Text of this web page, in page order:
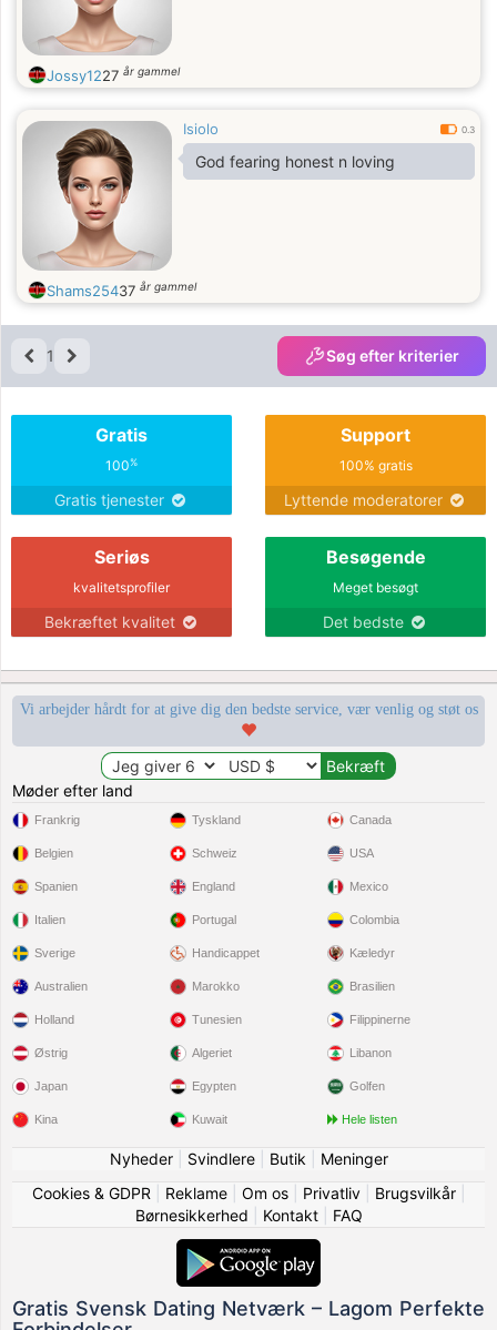
Jossy1227 år gammel
Isiolo 0.3
God fearing honest n loving
Shams25437 år gammel
1 Søg efter kriterier
Gratis
100%
Gratis tjenester
Support
100% gratis
Lyttende moderatorer
Seriøs
kvalitetsprofiler
Bekræftet kvalitet
Besøgende
Meget besøgt
Det bedste
Vi arbejder hårdt for at give dig den bedste service, vær venlig og støt os
Møder efter land
Frankrig
Belgien
Spanien
Italien
Sverige
Tyskland
Schweiz
England
Portugal
Handicappet
Canada
USA
Mexico
Colombia
Kæledyr
Australien
Holland
Østrig
Japan
Kina
Marokko
Tunesien
Algeriet
Egypten
Kuwait
Brasilien
Filippinerne
Libanon
Golfen
Hele listen
Nyheder| Svindlere| Butik
Meninger
Cookies & GDPR
Reklame| Om os| Privatliv| Brugsvilkår|
Børnesikkerhed
Kontakt| FAQ
Gratis Svensk Dating Netværk – Lagom Perfekte